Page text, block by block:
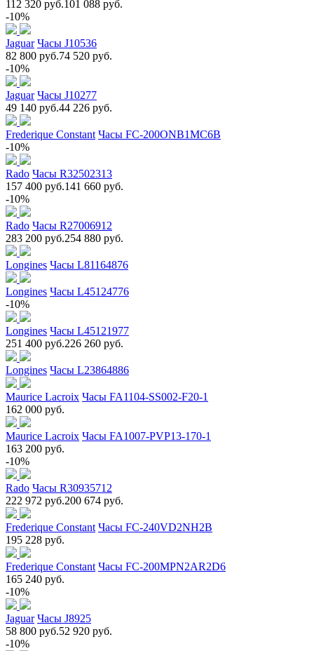
112 320 руб.101 088 руб.
-10%
Jaguar Часы J10536
82 800 руб.74 520 руб.
-10%
Jaguar Часы J10277
49 140 руб.44 226 руб.
Frederique Constant Часы FC-200ONB1MC6B
-10%
Rado Часы R32502313
157 400 руб.141 660 руб.
-10%
Rado Часы R27006912
283 200 руб.254 880 руб.
Longines Часы L81164876
Longines Часы L45124776
-10%
Longines Часы L45121977
251 400 руб.226 260 руб.
Longines Часы L23864886
Maurice Lacroix Часы FA1104-SS002-F20-1
162 000 руб.
Maurice Lacroix Часы FA1007-PVP13-170-1
163 200 руб.
-10%
Rado Часы R30935712
222 972 руб.200 674 руб.
Frederique Constant Часы FC-240VD2NH2B
195 228 руб.
Frederique Constant Часы FC-200MPN2AR2D6
165 240 руб.
-10%
Jaguar Часы J8925
58 800 руб.52 920 руб.
-10%